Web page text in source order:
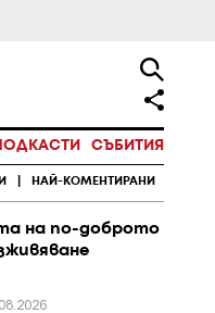
СЪБИТИЯ
НАЙ-КОМЕНТИРАНИ
на по-доброто